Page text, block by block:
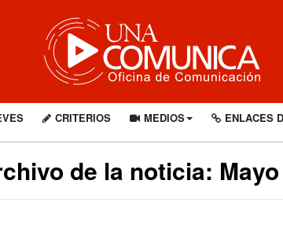
CRITERIOS MEDIOS ENLACES
de la noticia: